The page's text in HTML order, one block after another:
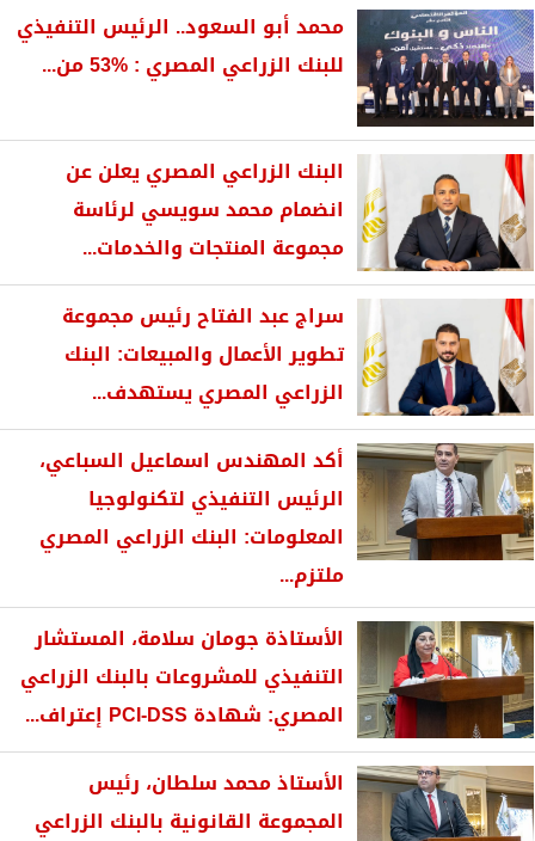
محمد أبو السعود.. الرئيس التنفيذي
للبنك الزراعي المصري : %53 من...
البنك الزراعي المصري يعلن عن
انضمام محمد سويسي لرئاسة
مجموعة المنتجات والخدمات...
سراج عبد الفتاح رئيس مجموعة
تطوير الأعمال والمبيعات: البنك
الزراعي المصري يستهدف...
أكد المهندس اسماعيل السباعي،
الرئيس التنفيذي لتكنولوجيا
المعلومات: البنك الزراعي المصري
ملتزم...
الأستاذة جومان سلامة، المستشار
التنفيذي للمشروعات بالبنك الزراعي
المصري: شهادة PCI-DSS إعتراف...
الأستاذ محمد سلطان، رئيس
المجموعة القانونية بالبنك الزراعي